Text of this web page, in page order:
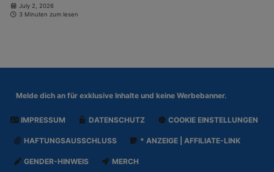
July 2, 2026
3 Minuten zum lesen
Melde dich an für exklusive Inhalte und keine Werbebanner.
IMPRESSUM DATENSCHUTZ COOKIE EINSTELLUNGEN
HAFTUNGSAUSSCHLUSS * ANZEIGE | AFFILIATE-LINK
GENDER-HINWEIS MERCH